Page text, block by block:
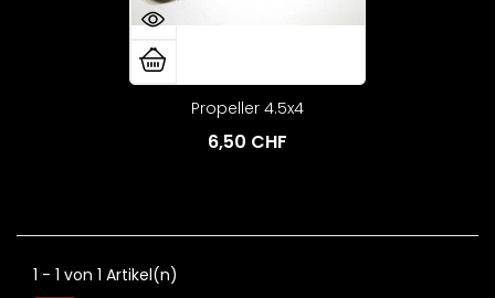
Propeller 4.5x4
6,50 CHF
1 - 1 von 1 Artikel(n)